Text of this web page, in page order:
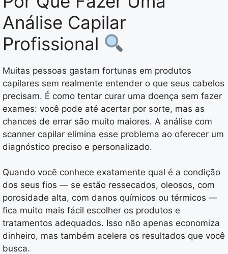
Análise Capilar
Profissional
Muitas pessoas gastam fortunas em produtos
capilares sem realmente entender o que seus cabelos
precisam. É como tentar curar uma doença sem fazer
exames: você pode até acertar por sorte, mas as
chances de errar são muito maiores. A análise com
scanner capilar elimina esse problema ao oferecer um
diagnóstico preciso e personalizado.
Quando você conhece exatamente qual é a condição
dos seus fios — se estão ressecados, oleosos, com
porosidade alta, com danos químicos ou térmicos —
fica muito mais fácil escolher os produtos e
tratamentos adequados. Isso não apenas economiza
dinheiro, mas também acelera os resultados que você
busca.